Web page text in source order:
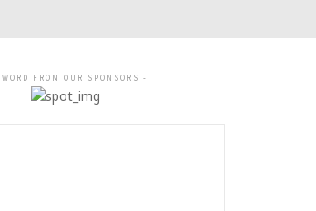
FROM OUR SPONSORS -